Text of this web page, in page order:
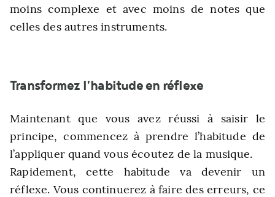
moins complexe et avec moins de notes que
celles des autres instruments.
Transformez l’habitude en réflexe
Maintenant que vous avez réussi à saisir le
principe, commencez à prendre l’habitude de
l’appliquer quand vous écoutez de la musique.
Rapidement, cette habitude va devenir un
réflexe. Vous continuerez à faire des erreurs, ce